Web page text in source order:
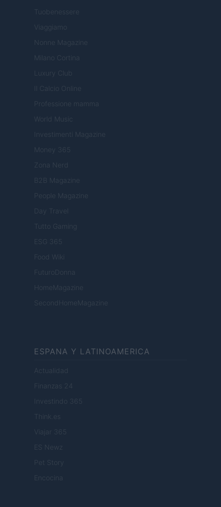
Tuobenessere
Viaggiamo
Nonne Magazine
Milano Cortina
Luxury Club
Il Calcio Online
Professione mamma
World Music
Investimenti Magazine
Money 365
Zona Nerd
B2B Magazine
People Magazine
Day Travel
Tutto Gaming
ESG 365
Food Wiki
FuturoDonna
HomeMagazine
SecondHomeMagazine
ESPANA Y LATINOAMERICA
Actualidad
Finanzas 24
Investindo 365
Think.es
Viajar 365
ES Newz
Pet Story
Encocina